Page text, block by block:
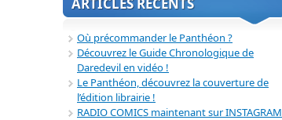
Où précommander le Panthéon ?
Découvrez le Guide Chronologique de
Daredevil en vidéo !
Le Panthéon, découvrez la couverture de
l’édition librairie !
RADIO COMICS maintenant sur INSTAGRAM